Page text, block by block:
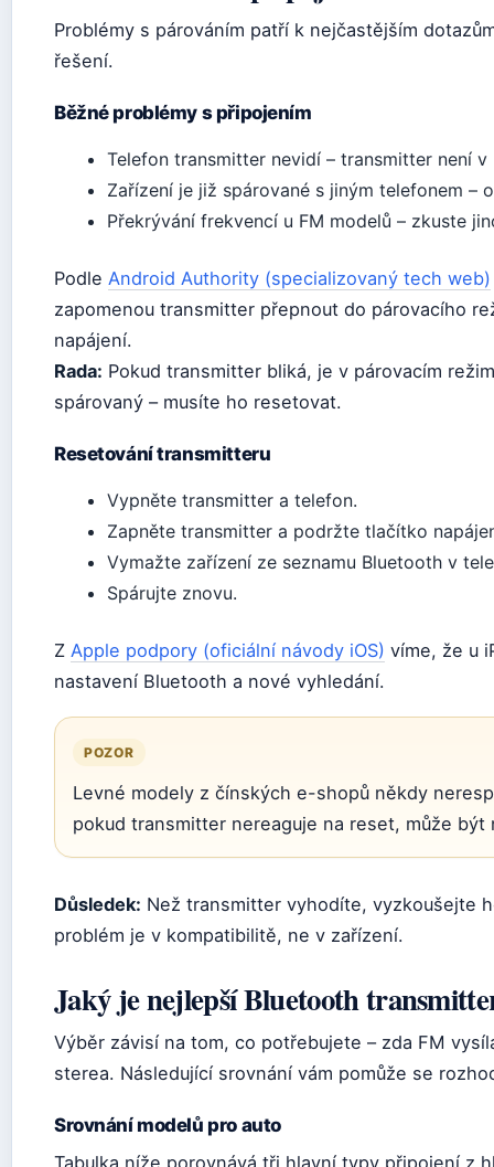
Problémy s párováním patří k nejčastějším
řešení.
Běžné problémy s připojením
Telefon transmitter nevidí – transmitter není
Zařízení je již spárované s jiným telefonem –
Překrývání frekvencí u FM modelů – zkuste
Podle Android Authority (specializovaný tech web)
zapomenou transmitter přepnout do párovacího
napájení.
Rada: Pokud transmitter bliká, je v párovacím
spárovaný – musíte ho resetovat.
Resetování transmitteru
Vypněte transmitter a telefon.
Zapněte transmitter a podržte tlačítko
Vymažte zařízení ze seznamu Bluetooth v
Spárujte znovu.
Z Apple podpory (oficiální návody iOS) víme, že u
nastavení Bluetooth a nové vyhledání.
POZOR
Levné modely z čínských e-shopů někdy
pokud transmitter nereaguje na reset, může
Důsledek: Než transmitter vyhodíte, vyzkoušejte
problém je v kompatibilitě, ne v zařízení.
Jaký je nejlepší Bluetooth
Výběr závisí na tom, co potřebujete – zda FM
sterea. Následující srovnání vám pomůže se
Srovnání modelů pro auto
Tabulka níže porovnává tři hlavní typy připojení z